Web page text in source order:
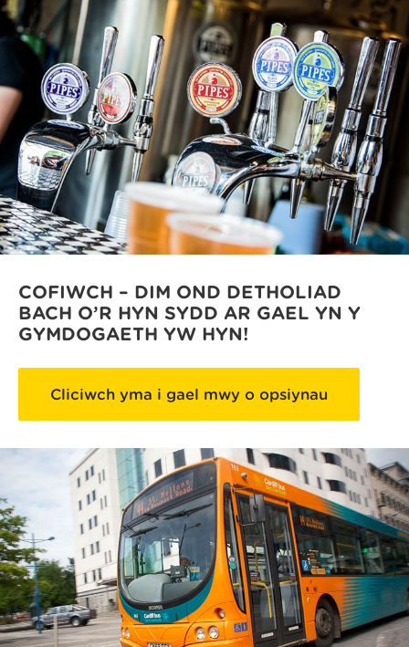
COFIWCH – DIM OND DETHOLIAD
BACH O’R HYN SYDD AR GAEL YN Y
GYMDOGAETH YW HYN!
Cliciwch yma i gael mwy o opsiynau